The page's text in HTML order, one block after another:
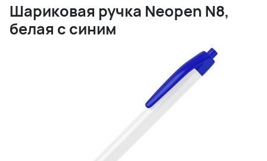
Шариковая ручка Neopen N8,
белая с синим